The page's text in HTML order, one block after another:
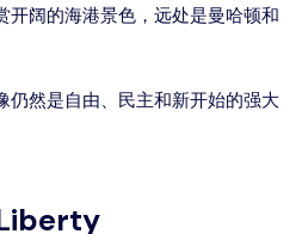
开阔的海港景色，远处是曼哈顿和
仍然是自由、民主和新开始的强大